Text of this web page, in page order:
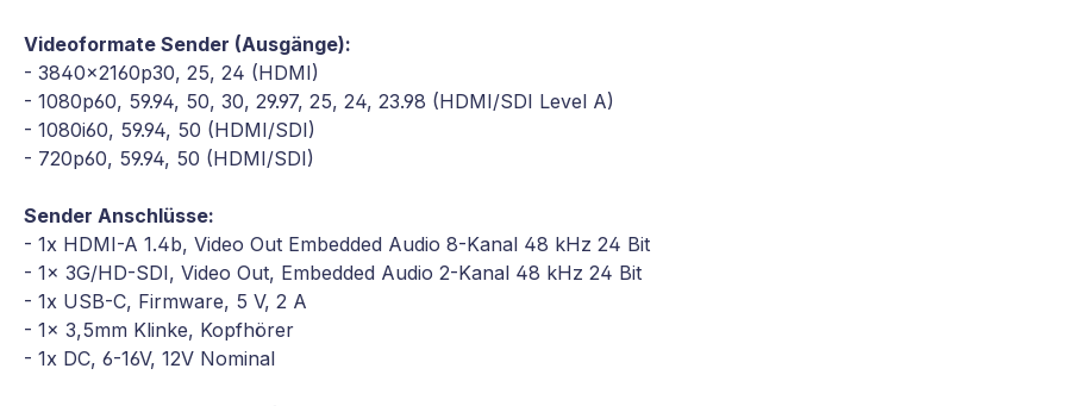
Videoformate Sender (Ausgänge):
- 3840x2160p30, 25, 24 (HDMI)
- 1080p60, 59.94, 50, 30, 29.97, 25, 24, 23.98 (HDMI/SDI Level A)
- 1080i60, 59.94, 50 (HDMI/SDI)
- 720p60, 59.94, 50 (HDMI/SDI)
Sender Anschlüsse:
- 1x HDMI-A 1.4b, Video Out Embedded Audio 8-Kanal 48 kHz 24 Bit
- 1x 3G/HD-SDI, Video Out, Embedded Audio 2-Kanal 48 kHz 24 Bit
- 1x USB-C, Firmware, 5 V, 2 A
- 1x 3,5mm Klinke, Kopfhörer
- 1x DC, 6-16V, 12V Nominal